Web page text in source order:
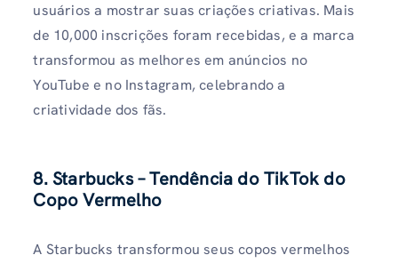
usuários a mostrar suas criações criativas. Mais
de 10,000 inscrições foram recebidas, e a marca
transformou as melhores em anúncios no
YouTube e no Instagram, celebrando a
criatividade dos fãs.
8. Starbucks – Tendência do TikTok do
Copo Vermelho
A Starbucks transformou seus copos vermelhos